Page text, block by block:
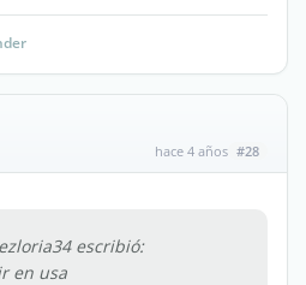
hace 4 años #28
escribió:
en usa